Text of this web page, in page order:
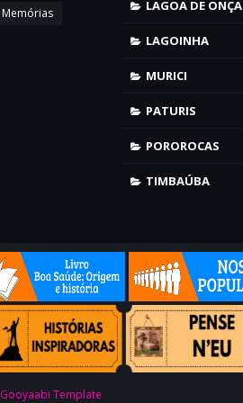
Memórias
LAGOA DE ONÇA
LAGOINHA
MURICI
PATURIS
POROROCAS
TIMBAÚBA
Gooyaabi Template